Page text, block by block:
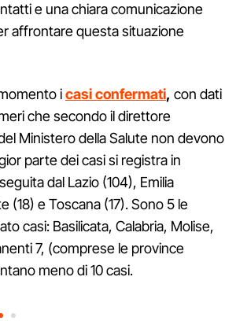
e una chiara comunicazione
affrontare questa situazione
icasi confermati, con dati
che secondo il direttore
Ministero della Salute non devono
parte dei casi si registra in
dal Lazio (104), Emilia
(18) e Toscana (17). Sono 5 le
casi: Basilicata, Calabria, Molise,
7, (comprese le province
meno di 10 casi.